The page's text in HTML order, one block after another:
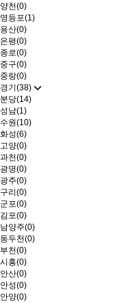
양천(0)
영등포(1)
용산(0)
은평(0)
종로(0)
중구(0)
중랑(0)
경기(38)
분당(14)
성남(1)
수원(10)
화성(6)
고양(0)
과천(0)
광명(0)
광주(0)
구리(0)
군포(0)
김포(0)
남양주(0)
동두천(0)
부천(0)
시흥(0)
안산(0)
안성(0)
안양(0)